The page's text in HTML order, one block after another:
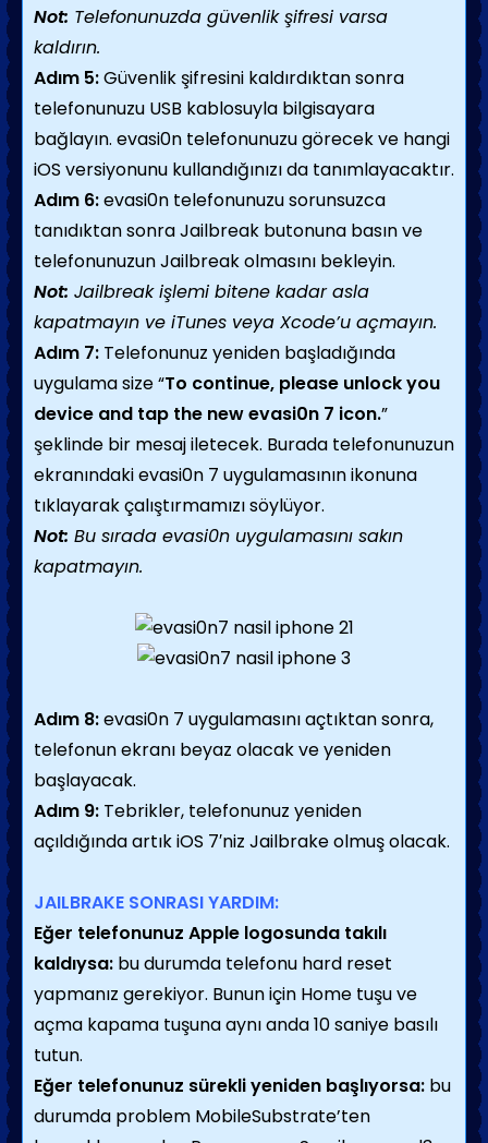
Not: Telefonunuzda güvenlik şifresi varsa
kaldırın.
Adım 5:Güvenlik şifresini kaldırdıktan sonra
telefonunuzu USB kablosuyla bilgisayara
bağlayın. evasi0n telefonunuzu görecek ve hangi
iOS versiyonunu kullandığınızı da tanımlayacaktır.
Adım 6:evasi0n telefonunuzu sorunsuzca
tanıdıktan sonra Jailbreak butonuna basın ve
telefonunuzun Jailbreak olmasını bekleyin.
Not: Jailbreak işlemi bitene kadar asla
kapatmayın ve iTunes veya Xcode’u açmayın.
Adım 7: Telefonunuz yeniden başladığında
uygulama size “To continue, please unlock you
device and tap the new evasi0n 7 icon.”
şeklinde bir mesaj iletecek. Burada telefonunuzun
ekranındaki evasi0n 7 uygulamasının ikonuna
tıklayarak çalıştırmamızı söylüyor.
Not: Bu sırada evasi0n uygulamasını sakın
kapatmayın.
Adım 8:evasi0n 7 uygulamasını açtıktan sonra,
telefonun ekranı beyaz olacak ve yeniden
başlayacak.
Adım 9: Tebrikler, telefonunuz yeniden
açıldığında artık iOS 7′niz Jailbrake olmuş olacak.
JAILBRAKE SONRASI YARDIM:
Eğer telefonunuz Apple logosunda takılı
kaldıysa: bu durumda telefonu hard reset
yapmanız gerekiyor. Bunun için Home tuşu ve
açma kapama tuşuna aynı anda 10 saniye basılı
tutun.
Eğer telefonunuz sürekli yeniden başlıyorsa: bu
durumda problem MobileSubstrate’ten